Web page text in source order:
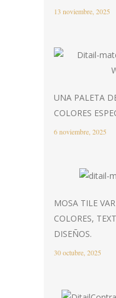
13 noviembre, 2025
UNA PALETA
COLORES
6 noviembre, 2025
MOSA TILE
COLORES,
DISEÑOS.
30 octubre, 2025